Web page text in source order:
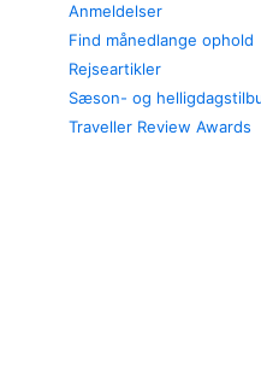
Anmeldelser
Find månedlange ophold
Rejseartikler
Sæson- og
Traveller Review Awards